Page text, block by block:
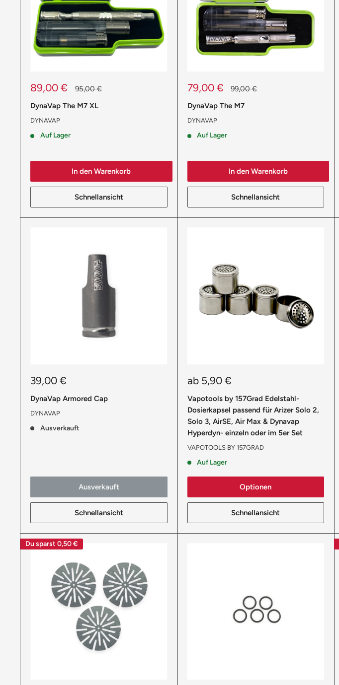
Sonderpreis
89,00 € Normalpreis
95,00 €
DynaVap The M7 XL
DYNAVAP
Auf Lager
In den Warenkorb
Schnellansicht
Sonderpreis
79,00 € Normalpreis
99,00 €
DynaVap The M7
DYNAVAP
Auf Lager
In den Warenkorb
Schnellansicht
Sonderpreis
39,00 €
DynaVap Armored Cap
DYNAVAP
Ausverkauft
Ausverkauft
Schnellansicht
Sonderpreis
ab 5,90 €
Vapotools by 157Grad Edelstahl-
Dosierkapsel passend für Arizer Solo 2,
Solo 3, AirSE, Air Max & Dynavap
Hyperdyn- einzeln oder im 5er Set
VAPOTOOLS BY 157GRAD
Auf Lager
Optionen
Schnellansicht
Du sparst 0,50 €